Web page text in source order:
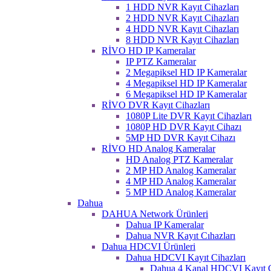
1 HDD NVR Kayıt Cihazları
2 HDD NVR Kayıt Cihazları
4 HDD NVR Kayıt Cihazları
8 HDD NVR Kayıt Cihazları
RİVO HD IP Kameralar
IP PTZ Kameralar
2 Megapiksel HD IP Kameralar
4 Megapiksel HD IP Kameralar
6 Megapiksel HD IP Kameralar
RİVO DVR Kayıt Cihazları
1080P Lite DVR Kayıt Cihazları
1080P HD DVR Kayıt Cihazı
5MP HD DVR Kayıt Cihazı
RİVO HD Analog Kameralar
HD Analog PTZ Kameralar
2 MP HD Analog Kameralar
4 MP HD Analog Kameralar
5 MP HD Analog Kameralar
Dahua
DAHUA Network Ürünleri
Dahua IP Kameralar
Dahua NVR Kayıt Cıhazları
Dahua HDCVI Ürünleri
Dahua HDCVI Kayıt Cihazları
Dahua 4 Kanal HDCVI Kayıt